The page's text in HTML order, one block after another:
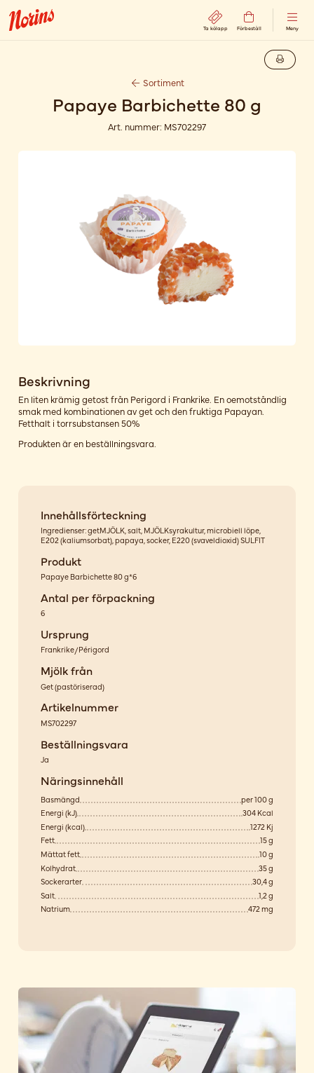
Ta kölapp Förbeställ Meny
Sortiment
Papaye Barbichette 80 g
Art. nummer: MS702297
Beskrivning
En liten krämig getost från Perigord i Frankrike. En oemotståndlig
smak med kombinationen av get och den fruktiga Papayan.
Fetthalt i torrsubstansen 50%
Produkten är en beställningsvara.
Innehållsförteckning
Ingredienser: getMJÖLK, salt, MJÖLKsyrakultur, microbiell löpe,
E202 (kaliumsorbat), papaya, socker, E220 (svaveldioxid) SULFIT
Produkt
Papaye Barbichette 80 g*6
Antal per förpackning
6
Ursprung
Frankrike/Périgord
Mjölk från
Get(pastöriserad)
Artikelnummer
MS702297
Beställningsvara
Ja
Näringsinnehåll
Basmängd
per 100 g
Energi (kJ)
304 Kcal
Energi (kcal)
1272 Kj
Fett
15 g
Mättat fett
10 g
Kolhydrat
35 g
Sockerarter
30,4 g
Salt
1,2 g
Natrium
472 mg